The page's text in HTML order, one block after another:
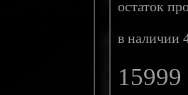
остаток
в наличии
15999